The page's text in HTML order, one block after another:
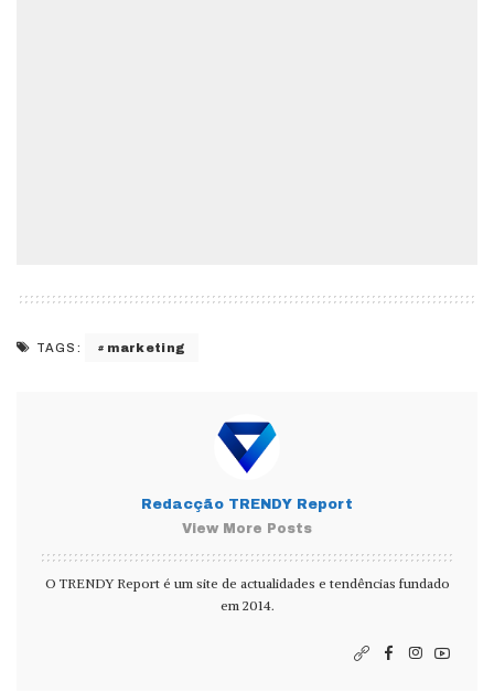
TAGS: marketing
Redacção TRENDY Report
View More Posts
O TRENDY Report é um site de actualidades e tendências fundado
em 2014.